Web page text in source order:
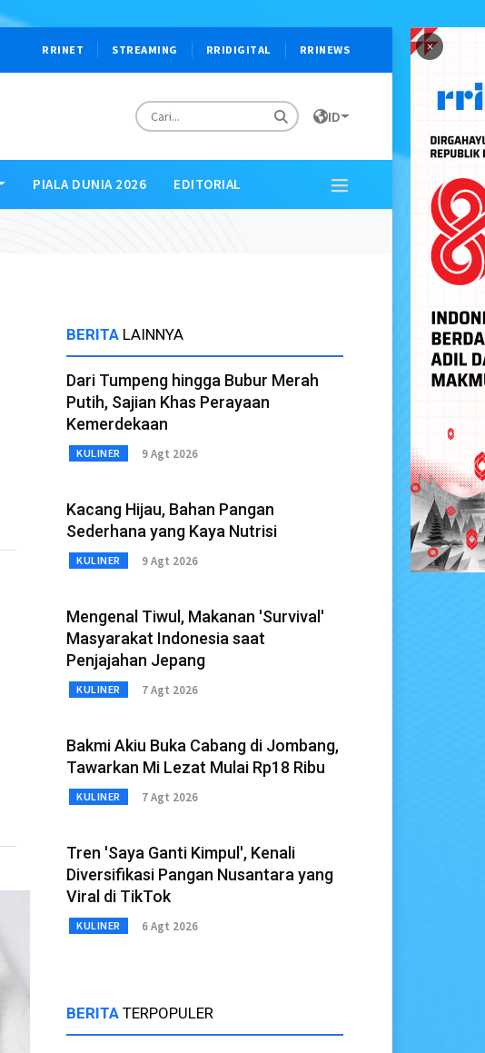
×
RRINET STREAMING RRIDIGITAL RRINEWS
ID
PIALA DUNIA 2026 EDITORIAL
BERITA LAINNYA
Dari Tumpeng hingga Bubur Merah
Putih, Sajian Khas Perayaan
Kemerdekaan
KULINER 9 Agt 2026
Kacang Hijau, Bahan Pangan
Sederhana yang Kaya Nutrisi
KULINER 9 Agt 2026
Mengenal Tiwul, Makanan 'Survival'
Masyarakat Indonesia saat
Penjajahan Jepang
KULINER 7 Agt 2026
Bakmi Akiu Buka Cabang di Jombang,
Tawarkan Mi Lezat Mulai Rp18 Ribu
KULINER 7 Agt 2026
Tren 'Saya Ganti Kimpul', Kenali
Diversifikasi Pangan Nusantara yang
Viral di TikTok
KULINER 6 Agt 2026
BERITA TERPOPULER